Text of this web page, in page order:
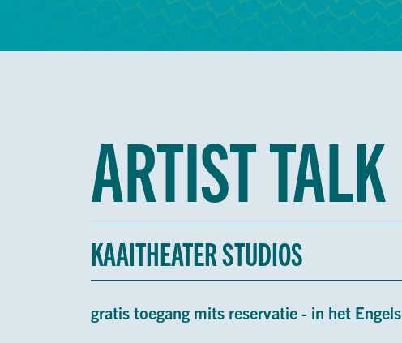
ARTIST TALK
KAAITHEATER STUDIOS
gratis toegang mits reservatie - in het Engels